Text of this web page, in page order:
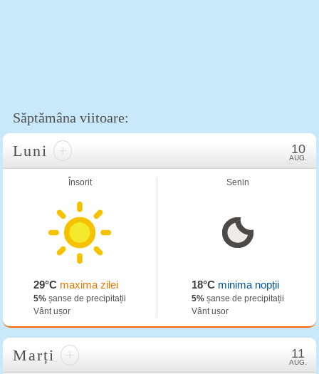
Săptămâna viitoare:
Luni + 10
AUG.
Însorit
29°C maxima zilei
5% șanse de precipitații
Vânt ușor
Senin
18°Cminima nopții
5%șanse de precipitații
Vânt ușor
Marți + 11
AUG.